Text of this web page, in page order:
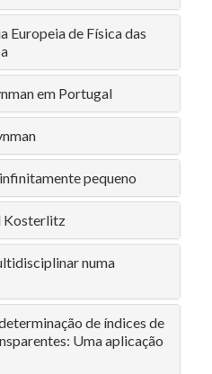
Europeia de Física das
em Portugal
pequeno
Kosterlitz
numa
de índices de
Uma aplicação